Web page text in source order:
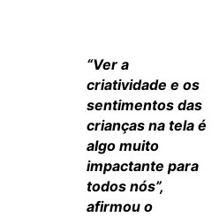
“Ver a
criatividade e os
sentimentos das
crianças na tela é
algo muito
impactante para
todos nós”,
afirmou o